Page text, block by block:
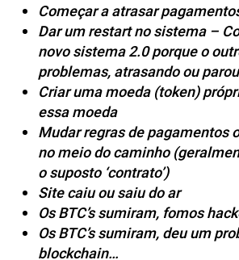
Começar a atrasar
Dar um restart no sistema –
novo sistema 2.0 porque o
problemas, atrasando ou
Criar uma moeda (token)
essa moeda
Mudar regras de pagamentos
no meio do caminho
o suposto ‘contrato’)
Site caiu ou saiu do ar
Os BTC’s sumiram, fomos
Os BTC’s sumiram, deu um
blockchain…